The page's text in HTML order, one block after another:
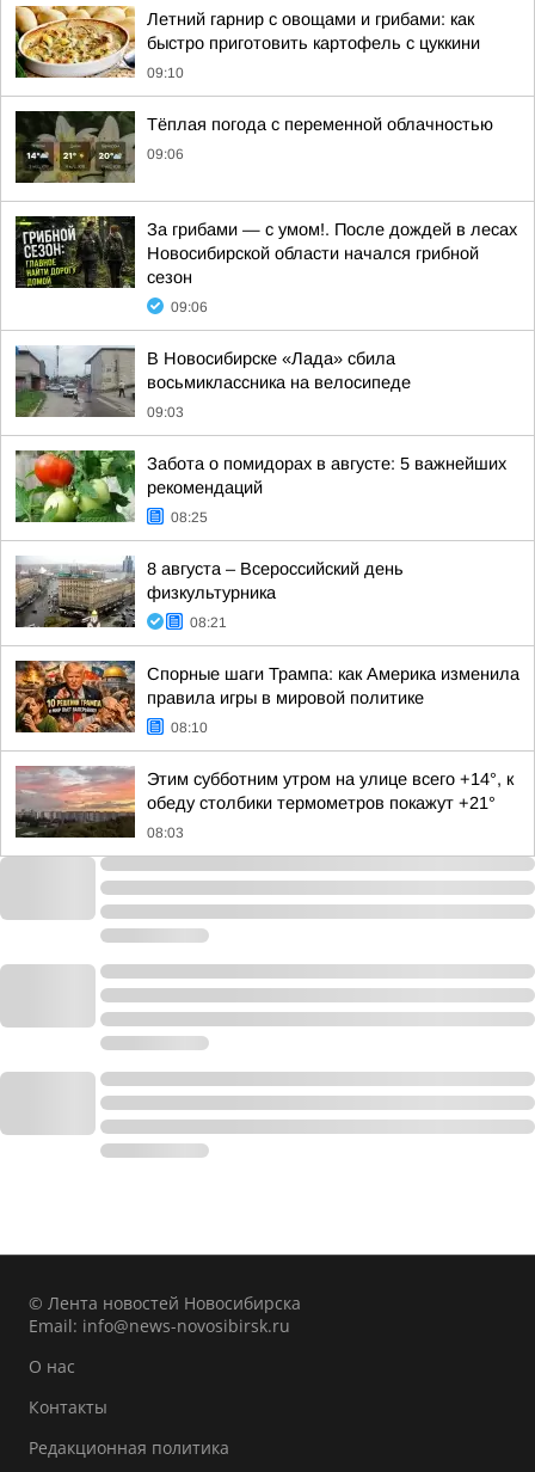
Летний гарнир с овощами и грибами: как
быстро приготовить картофель с цуккини
09:10
Тёплая погода с переменной облачностью
09:06
За грибами — с умом!. После дождей в лесах
Новосибирской области начался грибной
сезон
09:06
В Новосибирске «Лада» сбила
восьмиклассника на велосипеде
09:03
Забота о помидорах в августе: 5 важнейших
рекомендаций
08:25
8 августа – Всероссийский день
физкультурника
08:21
Спорные шаги Трампа: как Америка изменила
правила игры в мировой политике
08:10
Этим субботним утром на улице всего +14°, к
обеду столбики термометров покажут +21°
08:03
© Лента новостей Новосибирска
Email: info@news-novosibirsk.ru
О нас
Контакты
Редакционная политика